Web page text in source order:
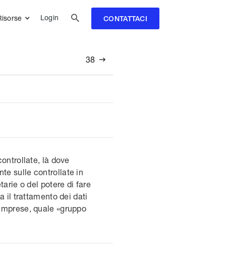
Login  CONTATTACI
38 
là dove
sulle controllate in
o del potere di fare
il trattamento dei dati
quale «gruppo